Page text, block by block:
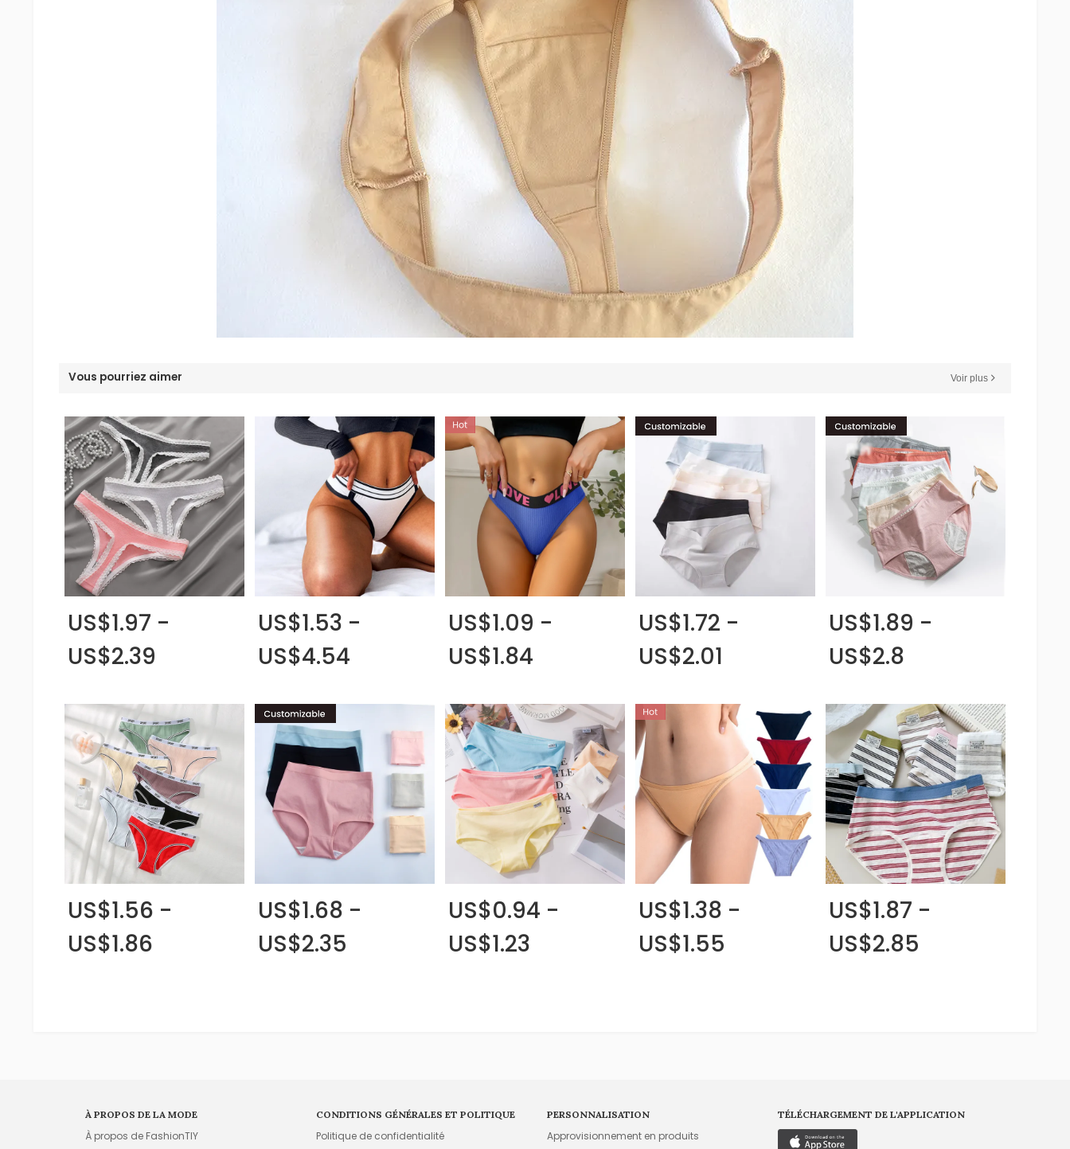
Vous pourriez aimer Voir plus
US$1.97 -
US$2.39
US$1.53 -
US$4.54
US$1.09 -
US$1.84
US$1.72 -
US$2.01
US$1.89 -
US$2.8
US$1.56 -
US$1.86
US$1.68 -
US$2.35
US$0.94 -
US$1.23
US$1.38 -
US$1.55
US$1.87 -
US$2.85
À PROPOS DE LA MODE
À propos de FashionTIY
CONDITIONS GÉNÉRALES ET POLITIQUE
Politique de confidentialité
PERSONNALISATION
Approvisionnement en produits
TÉLÉCHARGEMENT DE L'APPLICATION